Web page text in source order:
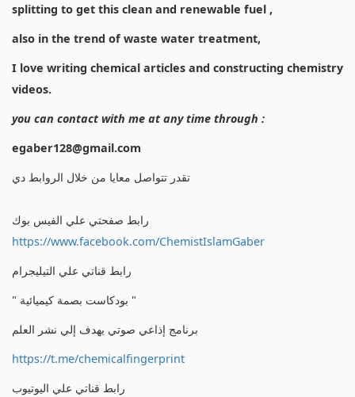
splitting to get this clean and renewable fuel ,
also in the trend of waste water treatment,
I love writing chemical articles and constructing chemistry
videos.
you can contact with me at any time through :
egaber128@gmail.com
تقدر تتواصل معايا من خلال الروابط دي
رابط صفحتي علي الفيس بوك
https://www.facebook.com/ChemistIslamGaber
رابط قناتي علي التيليجرام
" بودكاست بصمة كيميائية "
برنامج إذاعي صوتي يهدف إلي نشر العلم
https://t.me/chemicalfingerprint
رابط قناتي علي اليوتيوب